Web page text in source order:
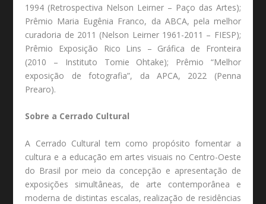
1994 (Retrospectiva Nelson Leirner – Paço das Artes);
Prêmio Maria Eugênia Franco, da ABCA, pela melhor
curadoria de 2011 (Nelson Leirner 1961-2011 – FIESP);
Prêmio Exposição Rico Lins – Gráfica de Fronteira
(2010 – Instituto Tomie Ohtake); Prêmio “Melhor
exposição de fotografia”, da APCA, 2022 (Penna
Prearo).
Sobre a Cerrado Cultural
A Cerrado Cultural tem como propósito fomentar a
cultura e a educação em artes visuais no Centro-Oeste
do Brasil por meio da concepção e apresentação de
exposições simultâneas, de arte contemporânea e
moderna de distintas escalas, realização de residências